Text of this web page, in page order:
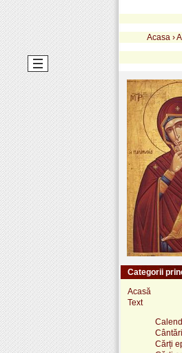
Acasa ›
Categorii
Acasă
Text
Cărți